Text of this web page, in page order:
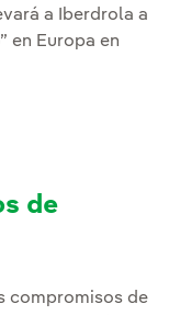
a Iberdrola a
en Europa en
de
compromisos de